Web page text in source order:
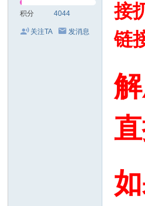
积分 4044
关注TA 发消息
接
链